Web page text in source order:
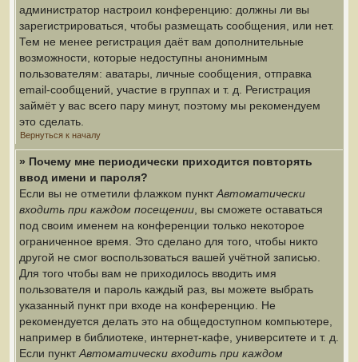
администратор настроил конференцию: должны ли вы
зарегистрироваться, чтобы размещать сообщения, или нет.
Тем не менее регистрация даёт вам дополнительные
возможности, которые недоступны анонимным
пользователям: аватары, личные сообщения, отправка
email-сообщений, участие в группах и т. д. Регистрация
займёт у вас всего пару минут, поэтому мы рекомендуем
это сделать.
Вернуться к началу
» Почему мне периодически приходится повторять
ввод имени и пароля?
Если вы не отметили флажком пунктАвтоматически
входить при каждом посещении , вы сможете оставаться
под своим именем на конференции только некоторое
ограниченное время. Это сделано для того, чтобы никто
другой не смог воспользоваться вашей учётной записью.
Для того чтобы вам не приходилось вводить имя
пользователя и пароль каждый раз, вы можете выбрать
указанный пункт при входе на конференцию. Не
рекомендуется делать это на общедоступном компьютере,
например в библиотеке, интернет-кафе, университете и т. д.
Если пунктАвтоматически входить при каждом